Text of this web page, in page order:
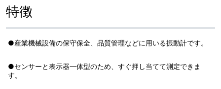
特徴
●産業機械設備の保守保全、品質管理などに用いる振動計です。
●センサーと表示器一体型のため、すぐ押し当てて測定できま
す。